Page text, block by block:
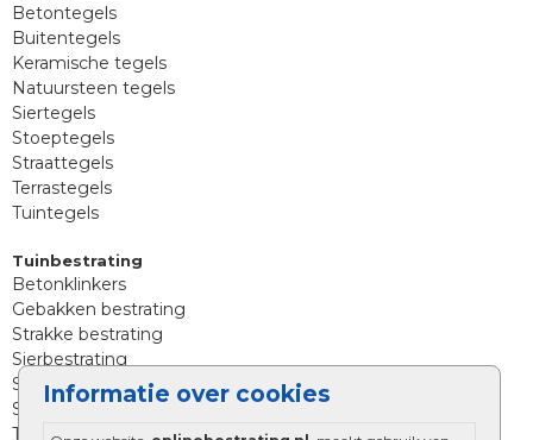
Informatie over cookies
Betontegels
Buitentegels
Keramische tegels
Natuursteen tegels
Siertegels
Stoeptegels
Straattegels
Terrastegels
Tuintegels
Tuinbestrating
Betonklinkers
Gebakken bestrating
Strakke bestrating
Sierbestrating
Straatklinkers
Straatstenen
Trommelstenen